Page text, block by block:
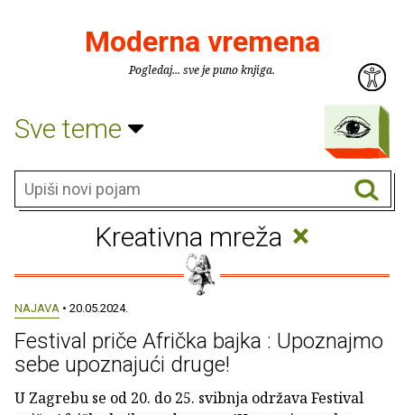
Moderna vremena
Pogledaj... sve je puno knjiga.
Sve teme
Kreativna mreža ×
NAJAVA • 20.05.2024.
Festival priče Afrička bajka : Upoznajmo
sebe upoznajući druge!
U Zagrebu se od 20. do 25. svibnja održava Festival